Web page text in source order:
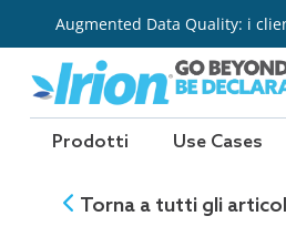
contenuto
Augmented Data Quality: i
Prodotti Use Cases
Torna a tutti gli